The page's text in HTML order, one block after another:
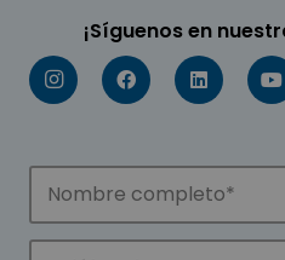
¡Síguenos en